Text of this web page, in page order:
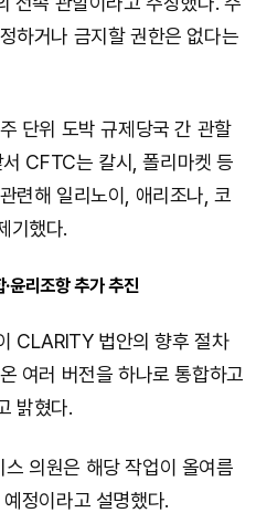
하거나 금지할 권한은 없다는
단위 도박 규제당국 간 관할
CFTC는 칼시, 폴리마켓 등
련해 일리노이, 애리조나, 코
기했다.
윤리조항 추가 추진
CLARITY 법안의 향후 절차
여러 버전을 하나로 통합하고
밝혔다.
의원은 해당 작업이 올여름
정이라고 설명했다.